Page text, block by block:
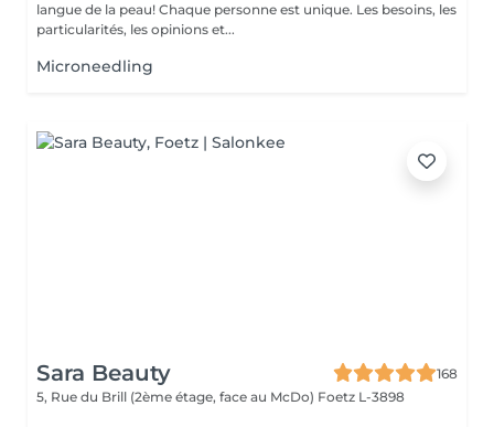
langue de la peau! Chaque personne est unique. Les besoins, les
particularités, les opinions et...
Microneedling
Sara Beauty
168
5, Rue du Brill (2ème étage, face au McDo) Foetz L-3898